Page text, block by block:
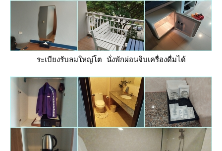
ระเบียงรับลมใหญ่โต นั่งพักผ่อนจิบเครื่องดื่มได้